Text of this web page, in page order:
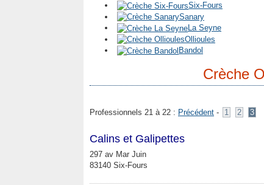
Six-Fours
Sanary
La Seyne
Ollioules
Bandol
Crèche
Professionnels 21 à 22 : Précédent - 1 2 3
Calins et Galipettes
297 av Mar Juin
83140 Six-Fours